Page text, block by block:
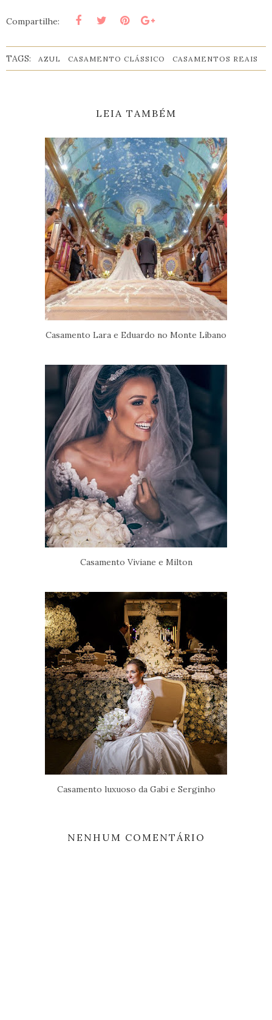
Compartilhe:
TAGS: AZUL CASAMENTO CLÁSSICO CASAMENTOS REAIS
LEIA TAMBÉM
Casamento Lara e Eduardo no Monte Líbano
Casamento Viviane e Milton
Casamento luxuoso da Gabi e Serginho
NENHUM COMENTÁRIO